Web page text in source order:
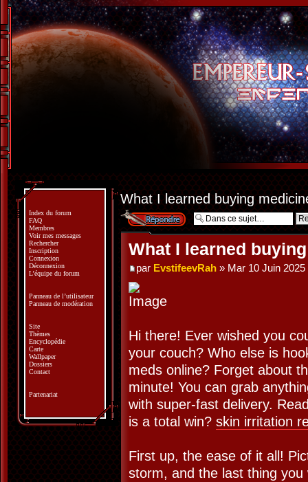
What I learned buying
Répondre
What I learned
par EvstifeevRah » Mar 10 Juin 2025
Hi there! Ever wished you
your couch? Who else is
meds online? Forget about
minute! You can grab
with super-fast delivery.
is a total win? skin irritation
First up, the ease of it all!
storm, and the last thing
Index du forum
FAQ
Membres
Voir mes messages
Rechercher
Inscription
Connexion
Déconnexion
L’équipe du forum
Panneau de l’utilisateur
Panneau de modération
Site
Thèmes
Encyclopédie
Carte
Wallpaper
Dossiers
Contact
Partenariat